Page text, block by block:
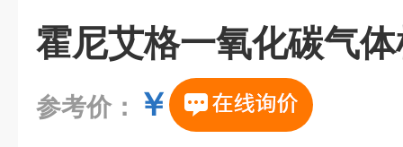
霍尼艾格一氧化碳气
参考价： ￥